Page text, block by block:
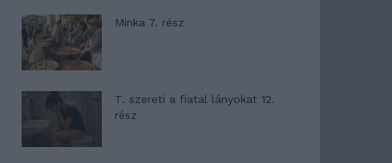
Minka 7. rész
T. szereti a fiatal lányokat 12.
rész